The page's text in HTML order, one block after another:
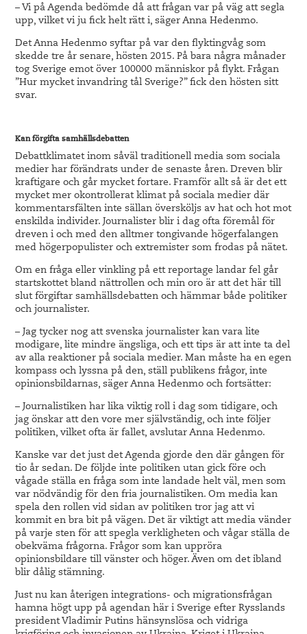
– Vi på Agenda bedömde då att frågan var på väg att segla
upp, vilket vi ju fick helt rätt i, säger Anna Hedenmo.
Det Anna Hedenmo syftar på var den flyktingvåg som
skedde tre år senare, hösten 2015. På bara några månader
tog Sverige emot över 100000 människor på flykt. Frågan
”Hur mycket invandring tål Sverige?” fick den hösten sitt
svar.
Kan förgifta samhällsdebatten
Debattklimatet inom såväl traditionell media som sociala
medier har förändrats under de senaste åren. Dreven blir
kraftigare och går mycket fortare. Framför allt så är det ett
mycket mer okontrollerat klimat på sociala medier där
kommentarsfälten inte sällan översköljs av hat och hot mot
enskilda individer. Journalister blir i dag ofta föremål för
dreven i och med den alltmer tongivande högerfalangen
med högerpopulister och extremister som frodas på nätet.
Om en fråga eller vinkling på ett reportage landar fel går
startskottet bland nättrollen och min oro är att det här till
slut förgiftar samhällsdebatten och hämmar både politiker
och journalister.
– Jag tycker nog att svenska journalister kan vara lite
modigare, lite mindre ängsliga, och ett tips är att inte ta del
av alla reaktioner på sociala medier. Man måste ha en egen
kompass och lyssna på den, ställ publikens frågor, inte
opinionsbildarnas, säger Anna Hedenmo och fortsätter:
– Journalistiken har lika viktig roll i dag som tidigare, och
jag önskar att den vore mer självständig, och inte följer
politiken, vilket ofta är fallet, avslutar Anna Hedenmo.
Kanske var det just det Agenda gjorde den där gången för
tio år sedan. De följde inte politiken utan gick före och
vågade ställa en fråga som inte landade helt väl, men som
var nödvändig för den fria journalistiken. Om media kan
spela den rollen vid sidan av politiken tror jag att vi
kommit en bra bit på vägen. Det är viktigt att media vänder
på varje sten för att spegla verkligheten och vågar ställa de
obekväma frågorna. Frågor som kan uppröra
opinionsbildare till vänster och höger. Även om det ibland
blir dålig stämning.
Just nu kan återigen integrations- och migrationsfrågan
hamna högt upp på agendan här i Sverige efter Rysslands
president Vladimir Putins hänsynslösa och vidriga